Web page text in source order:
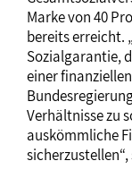
Marke von 40
bereits erreicht.
Sozialgarantie,
einer
Verhältnisse zu
auskömmliche
sicherzustellen“,